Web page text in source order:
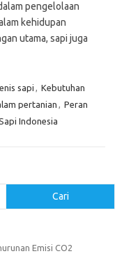
pengelolaan
kehidupan
utama, sapi juga
sapi , Kebutuhan
pertanian , Peran
Indonesia
Cari
Emisi CO2